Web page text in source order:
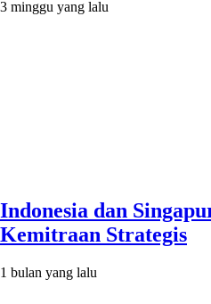
3 minggu yang lalu
Indonesia dan
Kemitraan Strategis
1 bulan yang lalu